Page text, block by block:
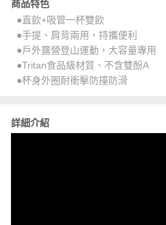
商品特色
●直飲+吸管一杯雙飲
●手提、肩背兩用，持攜便利
●戶外露營登山運動，大容量專用
●Tritan食品級材質、不含雙酚A
●杯身外圈耐衝擊防撞防滑
詳細介紹